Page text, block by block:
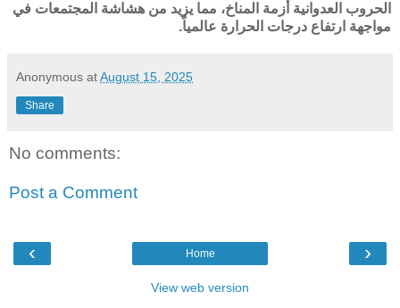
الحروب العدوانية أزمة المناخ، مما يزيد من هشاشة المجتمعات في
مواجهة ارتفاع درجات الحرارة عالمياً.
Anonymous atAugust 15, 2025
Share
No comments:
Post a Comment
‹ ›
Home
View web version